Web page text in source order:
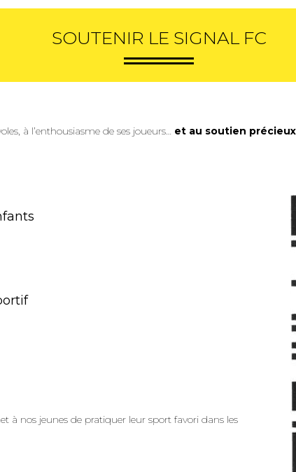
SOUTENIR LE SIGNAL FC
à l’enthousiasme de ses joueurs… et au soutien
à nos jeunes de pratiquer leur sport favori dans les